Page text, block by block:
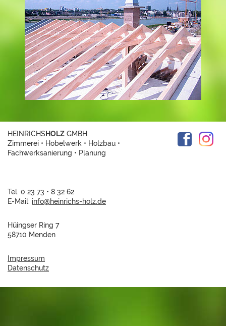
HEINRICHS HOLZ GMBH
Zimmerei • Hobelwerk • Holzbau •
Fachwerksanierung • Planung
Tel. 0 23 73 • 8 32 62
E-Mail: info@heinrichs-holz.de
Hüingser Ring 7
58710 Menden
Impressum
Datenschutz